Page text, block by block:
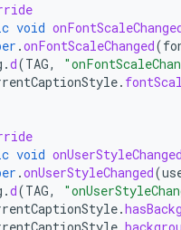
void
.onFontScaleChanged(
.d(TAG,
.
void onUserStyleChanged
.onUserStyleChanged(
.d(TAG,
.